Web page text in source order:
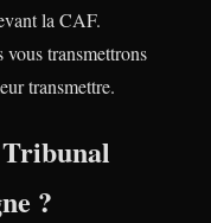
la CAF.
transmettrons
transmettre.
?